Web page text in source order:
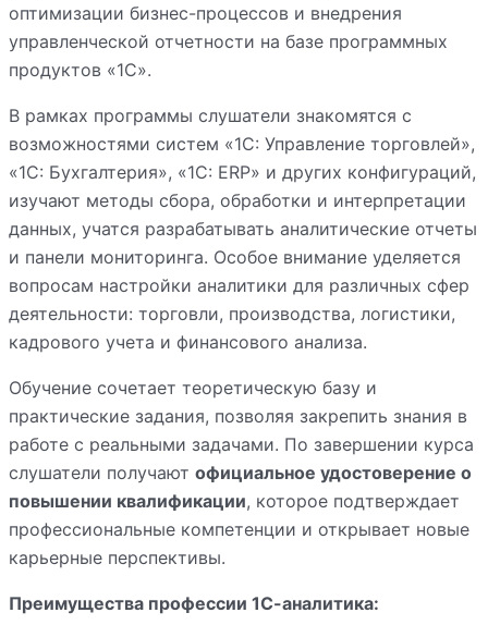
оптимизации бизнес-процессов и внедрения
управленческой отчетности на базе программных
продуктов «1С».
В рамках программы слушатели знакомятся с
возможностями систем «1С: Управление торговлей»,
«1С: Бухгалтерия», «1С: ERP» и других конфигураций,
изучают методы сбора, обработки и интерпретации
данных, учатся разрабатывать аналитические отчеты
и панели мониторинга. Особое внимание уделяется
вопросам настройки аналитики для различных сфер
деятельности: торговли, производства, логистики,
кадрового учета и финансового анализа.
Обучение сочетает теоретическую базу и
практические задания, позволяя закрепить знания в
работе с реальными задачами. По завершении курса
слушатели получают официальное удостоверение о
повышении квалификации, которое подтверждает
профессиональные компетенции и открывает новые
карьерные перспективы.
Преимущества профессии 1С-аналитика: